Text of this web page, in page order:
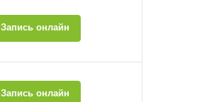
Запись онлайн
Запись онлайн